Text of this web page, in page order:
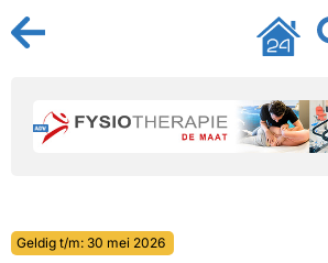
Geldig t/m: 30 mei 2026